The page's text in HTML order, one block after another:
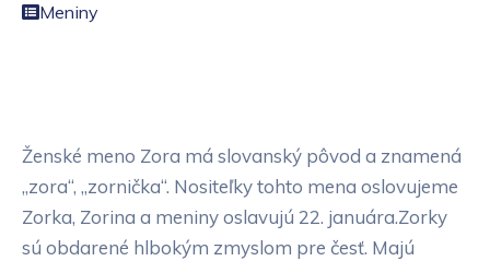
Meniny
Ženské meno Zora má slovanský pôvod a znamená
„zora“, „zornička“. Nositeľky tohto mena oslovujeme
Zorka, Zorina a meniny oslavujú 22. januára.Zorky
sú obdarené hlbokým zmyslom pre česť. Majú